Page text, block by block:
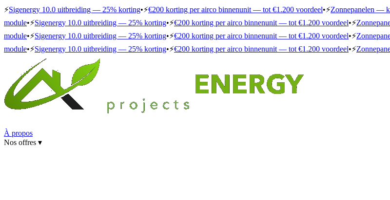
⚡Sigenergy 10.0 uitbreiding — 25% korting•⚡€200 korting per airco binnenunit — tot €1.200 voordeel•⚡Zonnepanelen —
module•⚡Sigenergy 10.0 uitbreiding — 25% korting•⚡€200 korting per airco binnenunit — tot €1.200 voordeel•⚡
module•⚡Sigenergy 10.0 uitbreiding — 25% korting•⚡€200 korting per airco binnenunit — tot €1.200 voordeel•⚡
module•⚡Sigenergy 10.0 uitbreiding — 25% korting•⚡€200 korting per airco binnenunit — tot €1.200 voordeel•⚡
À propos
Nos offres ▾